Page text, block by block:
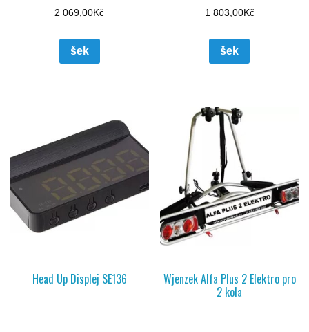
2 069,00Kč
šek
1 803,00Kč
šek
Head Up Displej SE136 Wjenzek Alfa Plus 2 Elektro pro
2 kola